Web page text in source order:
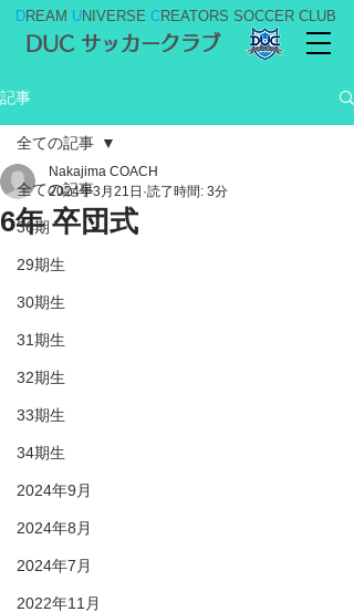
DREAM UNIVERSE CREATORS SOCCER CLUB
DUC サッカークラブ
記事
全ての記事
36期
29期生
30期生
31期生
32期生
33期生
34期生
2024年9月
2024年8月
2024年7月
2022年11月
全ての記事
6年 卒団式
Nakajima COACH
2024年3月21日 読了時間: 3分